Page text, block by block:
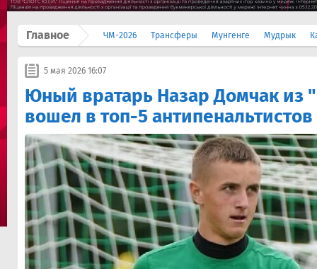
Главное ЧМ-2026 Трансферы Мунгенге Мудрык
5 мая 2026 16:07
Юный вратарь Назар Домчак из
вошел в топ-5